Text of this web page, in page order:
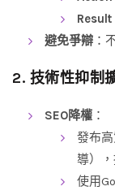
Result
避免爭辯 ：
2. 技術性抑制
SEO降權 ：
發布
導）
使用